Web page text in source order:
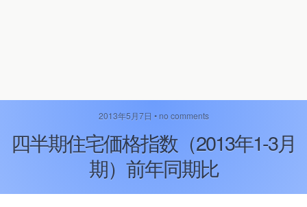
2013年5月7日 • no comments
四半期住宅価格指数（2013年1-3月
期）前年同期比